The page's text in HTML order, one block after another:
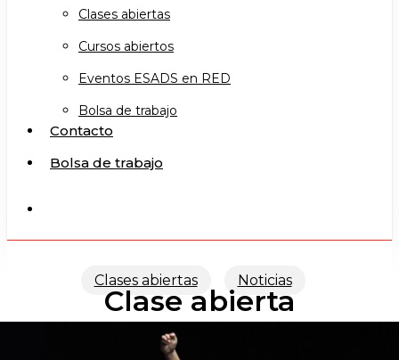
Clases abiertas
Cursos abiertos
Eventos ESADS en RED
Bolsa de trabajo
Contacto
Bolsa de trabajo
Clases abiertas Noticias
Clase abierta
«PANTOMIMA I»